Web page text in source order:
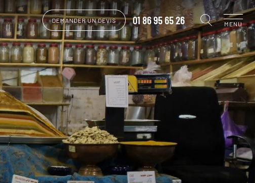
DEMANDER UN DEVIS 01 86 95 65 26 MENU